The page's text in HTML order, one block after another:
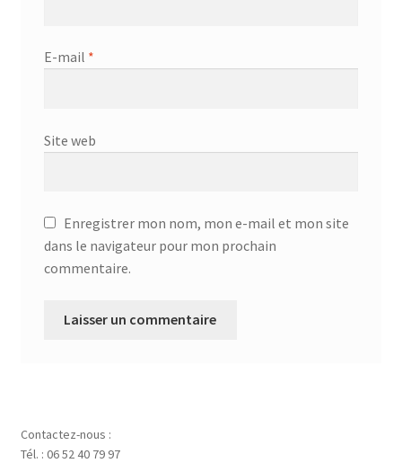
E-mail *
Site web
Enregistrer mon nom, mon e-mail et mon site
dans le navigateur pour mon prochain
commentaire.
Contactez-nous :
Tél. : 06 52 40 79 97